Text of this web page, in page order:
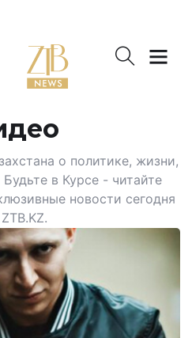
о политике, жизни,
в Курсе - читайте
новости сегодня